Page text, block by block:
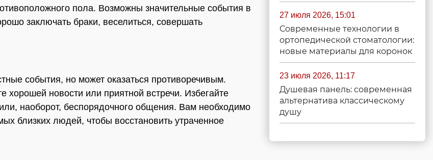
пола. Возможны значительные события в
заключать браки, веселиться, совершать
события, но может оказаться противоречивым.
хорошей новости или приятной встречи. Избегайте
наоборот, беспорядочного общения. Вам необходимо
близких людей, чтобы восстановить утраченное
27 июля 2026, 15:01
Современные технологии в
ортопедической стоматологии:
новые материалы для коронок
23 июля 2026, 11:17
Душевая панель: современная
альтернатива классическому
душу